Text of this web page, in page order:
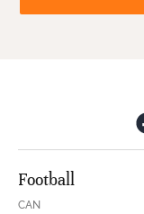
Football
CAN